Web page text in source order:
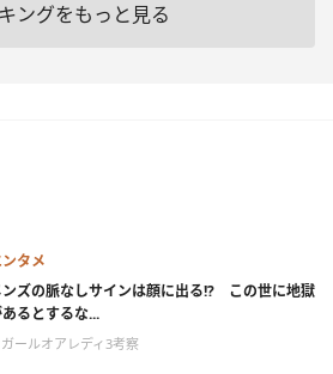
ングをもっと見る
タメ
ンズの脈なしサインは顔に出る!? この世に地獄
るとするな...
ガールオアレディ3考察